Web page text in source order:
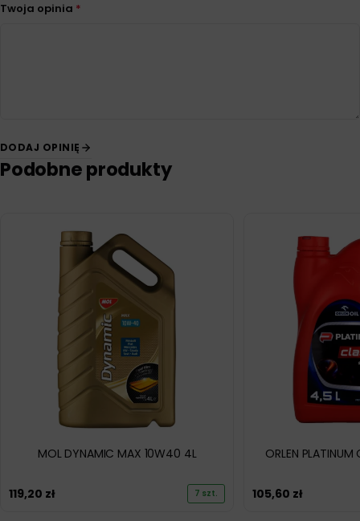
Twoja opinia *
DODAJ OPINIĘ
Podobne produkty
MOL DYNAMIC MAX 10W40 4L
119,20 zł 7 szt.
ORLEN
105,60 zł